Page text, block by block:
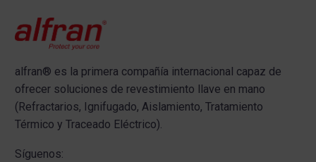
alfran® es la primera compañía internacional capaz de
ofrecer soluciones de revestimiento llave en mano
(Refractarios, Ignifugado, Aislamiento, Tratamiento
Térmico y Traceado Eléctrico).
Síguenos: